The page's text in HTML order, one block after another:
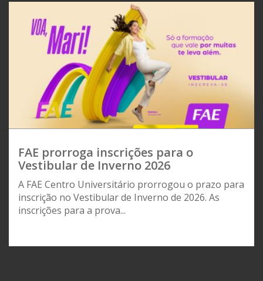
FAE prorroga inscrições para o
Vestibular de Inverno 2026
A FAE Centro Universitário prorrogou o prazo para
inscrição no Vestibular de Inverno de 2026. As
inscrições para a prova...